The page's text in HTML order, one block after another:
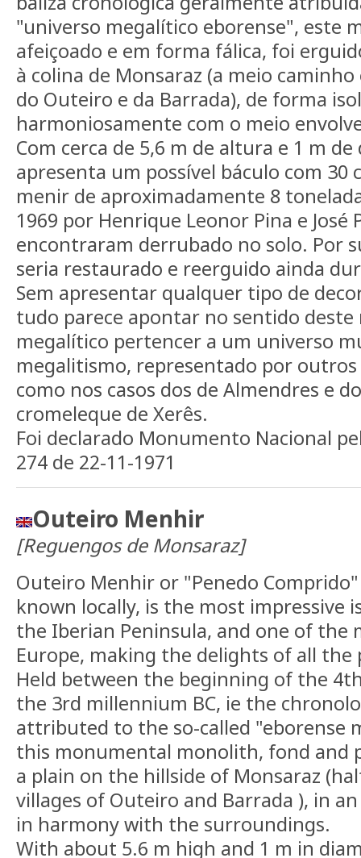
"universo megalítico eborense", este
afeiçoado e em forma fálica, foi
à colina de Monsaraz (a meio
do Outeiro e da Barrada), de forma
harmoniosamente com o meio
Com cerca de 5,6 m de altura e 1 m
apresenta um possível báculo com 30
menir de aproximadamente 8
1969 por Henrique Leonor Pina e José
encontraram derrubado no solo. Por
seria restaurado e reerguido ainda
Sem apresentar qualquer tipo de
tudo parece apontar no sentido
megalítico pertencer a um universo
megalitismo, representado por
como nos casos dos de Almendres e
cromeleque de Xerês.
Foi declarado Monumento Nacional
274 de 22-11-1971
Outeiro Menhir
[Reguengos de Monsaraz]
Outeiro Menhir or "Penedo
known locally, is the most impressive
the Iberian Peninsula, and one of the
Europe, making the delights of all
Held between the beginning of the
the 3rd millennium BC, ie the
attributed to the so-called "eborense
this monumental monolith, fond and
a plain on the hillside of Monsaraz
villages of Outeiro and Barrada ), in
in harmony with the surroundings.
With about 5.6 m high and 1 m in